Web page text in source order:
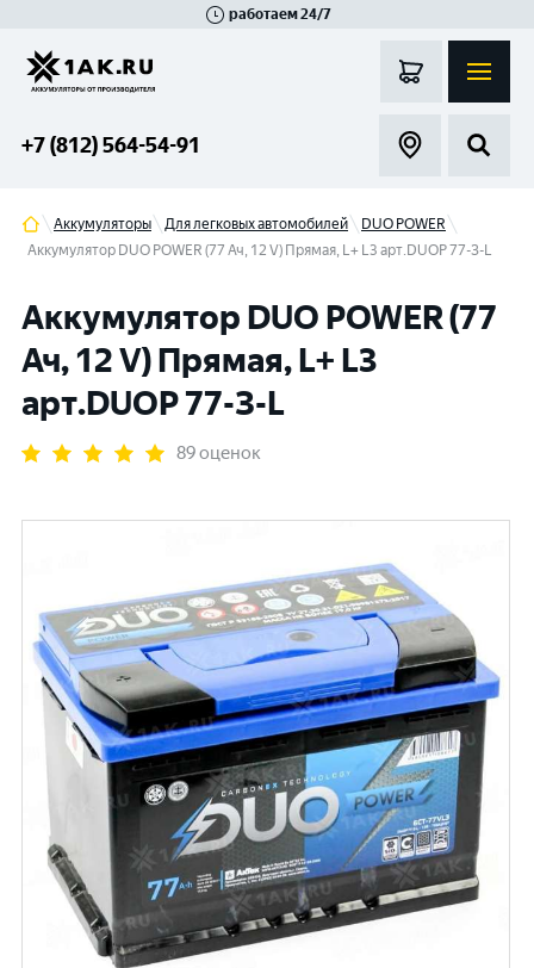
работаем 24/7
+7 (812) 564-54-91
Аккумуляторы Для легковых автомобилей
DUO POWER
Аккумулятор DUO POWER (77 Ач, 12 V) Прямая, L+ L3 арт.DUOP 77-З-L
Аккумулятор DUO POWER (77
Ач, 12 V) Прямая, L+ L3
арт.DUOP 77-З-L
89 оценок
Гатчина